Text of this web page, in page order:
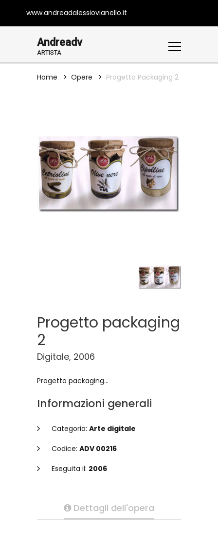
www.andreadalessiovianello.it
Andreadv
ARTISTA
Home Opere Progetto Packaging 2
Progetto packaging
2
Digitale, 2006
Progetto packaging...
Informazioni generali
Categoria: Arte digitale
Codice: ADV 00216
Eseguita il: 2006
Dettagli dell'opera